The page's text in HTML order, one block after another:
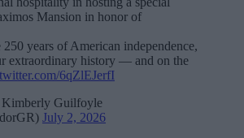
Mansion in honor of
250 years of American independence,
extraordinary history — and on the
6qZlEJerfI
Guilfoyle
July 2, 2026